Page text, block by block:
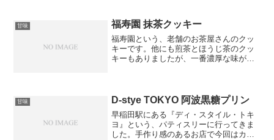
甘味 福寿園 抹茶クッキー
福寿園という、老舗のお茶屋さんのクッ
キーです。他にも煎茶とほうじ茶のクッ
キーもありましたが、一番濃厚な味がす
濃厚な味とホロホ...
甘味 D-stye TOKYO 阿波黒糖プリン
早稲田駅にある『ディ・スタイル・トキ
ヨ』という、パティスリーに行ってきま
した。手作り感のあるお店で今回はカフ